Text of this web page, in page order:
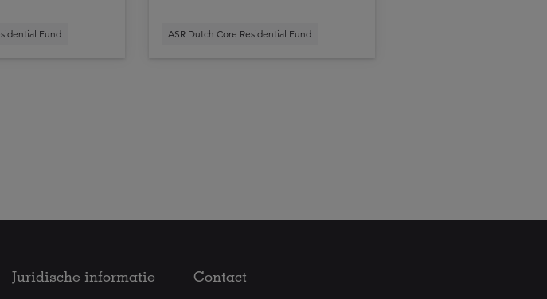
Fund ASR Dutch Core Residential Fund
Juridische informatie
Contact